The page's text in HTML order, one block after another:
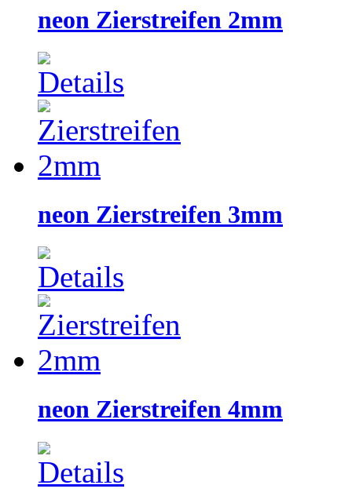
neon Zierstreifen 2mm
neon Zierstreifen 3mm
neon Zierstreifen 4mm